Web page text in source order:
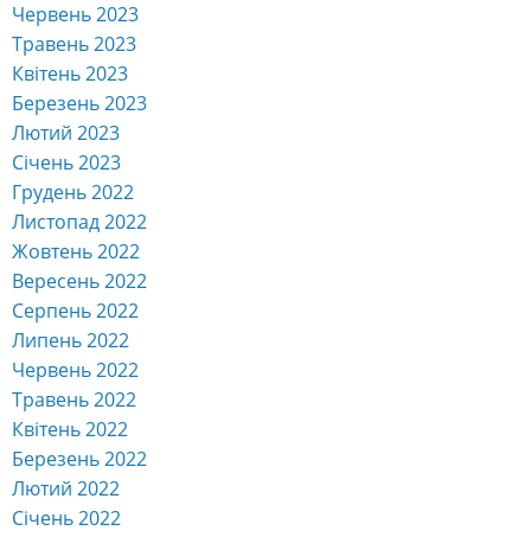
Червень 2023
Травень 2023
Квітень 2023
Березень 2023
Лютий 2023
Січень 2023
Грудень 2022
Листопад 2022
Жовтень 2022
Вересень 2022
Серпень 2022
Липень 2022
Червень 2022
Травень 2022
Квітень 2022
Березень 2022
Лютий 2022
Січень 2022